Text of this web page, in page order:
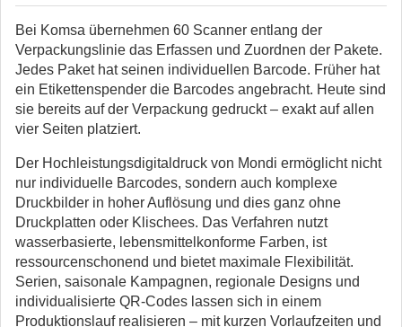
Bei Komsa übernehmen 60 Scanner entlang der
Verpackungslinie das Erfassen und Zuordnen der Pakete.
Jedes Paket hat seinen individuellen Barcode. Früher hat
ein Etikettenspender die Barcodes angebracht. Heute sind
sie bereits auf der Verpackung gedruckt – exakt auf allen
vier Seiten platziert.
Der Hochleistungsdigitaldruck von Mondi ermöglicht nicht
nur individuelle Barcodes, sondern auch komplexe
Druckbilder in hoher Auflösung und dies ganz ohne
Druckplatten oder Klischees. Das Verfahren nutzt
wasserbasierte, lebensmittelkonforme Farben, ist
ressourcenschonend und bietet maximale Flexibilität.
Serien, saisonale Kampagnen, regionale Designs und
individualisierte QR-Codes lassen sich in einem
Produktionslauf realisieren – mit kurzen Vorlaufzeiten und